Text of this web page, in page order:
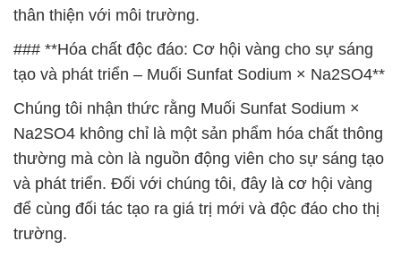
thân thiện với môi trường.
### **Hóa chất độc đáo: Cơ hội vàng cho sự sáng
tạo và phát triển – Muối Sunfat Sodium × Na2SO4**
Chúng tôi nhận thức rằng Muối Sunfat Sodium ×
Na2SO4 không chỉ là một sản phẩm hóa chất thông
thường mà còn là nguồn động viên cho sự sáng tạo
và phát triển. Đối với chúng tôi, đây là cơ hội vàng
để cùng đối tác tạo ra giá trị mới và độc đáo cho thị
trường.